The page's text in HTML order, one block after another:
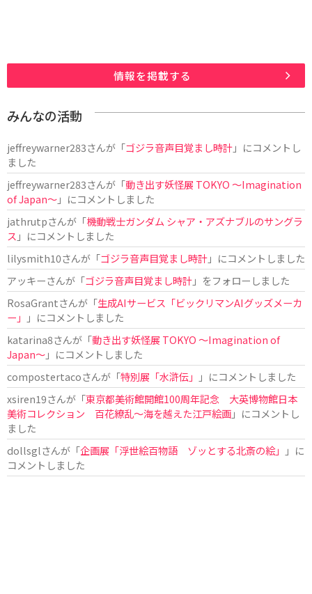
情報を掲載する
みんなの活動
jeffreywarner283さんが「ゴジラ音声目覚まし時計」にコメントし
ました
jeffreywarner283さんが「動き出す妖怪展 TOKYO 〜Imagination
of Japan〜」にコメントしました
jathrutpさんが「機動戦士ガンダム シャア・アズナブルのサングラ
ス 」にコメントしました
lilysmith10さんが「ゴジラ音声目覚まし時計」にコメントしました
アッキーさんが「ゴジラ音声目覚まし時計」をフォローしました
RosaGrantさんが「生成AIサービス「ビックリマンAIグッズメーカ
ー」
」にコメントしました
katarina8さんが「動き出す妖怪展 TOKYO 〜Imagination of
Japan〜」にコメントしました
compostertacoさんが「特別展「水滸伝」
」にコメントしました
xsiren19さんが「東京都美術館開館100周年記念 大英博物館日本
美術コレクション 百花繚乱～海を越えた江戸絵画」にコメントし
ました
dollsglさんが「企画展「浮世絵百物語 ゾッとする北斎の絵」
」に
コメントしました